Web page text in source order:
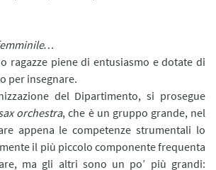
ragazze piene di entusiasmo e dotate di
per insegnare.
del Dipartimento, si prosegue
orchestra, che è un gruppo grande, nel
appena le competenze strumentali lo
il più piccolo componente frequenta
ma gli altri sono un po’ più grandi: